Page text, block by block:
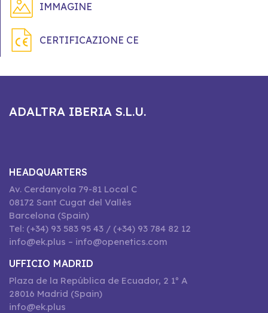
IMMAGINE
CERTIFICAZIONE CE
ADALTRA IBERIA S.L.U.
HEADQUARTERS
Av. Cerdanyola 79-81 Local C
08172 Sant Cugat del Vallès
Barcelona (Spain)
Tel: (+34) 93 583 95 43 / (+34) 93 784 82 12
info@ek.plus – info@openetics.com
UFFICIO MADRID
Plaza de la República de Ecuador, 2 1º A
28016 Madrid (Spain)
info@ek.plus